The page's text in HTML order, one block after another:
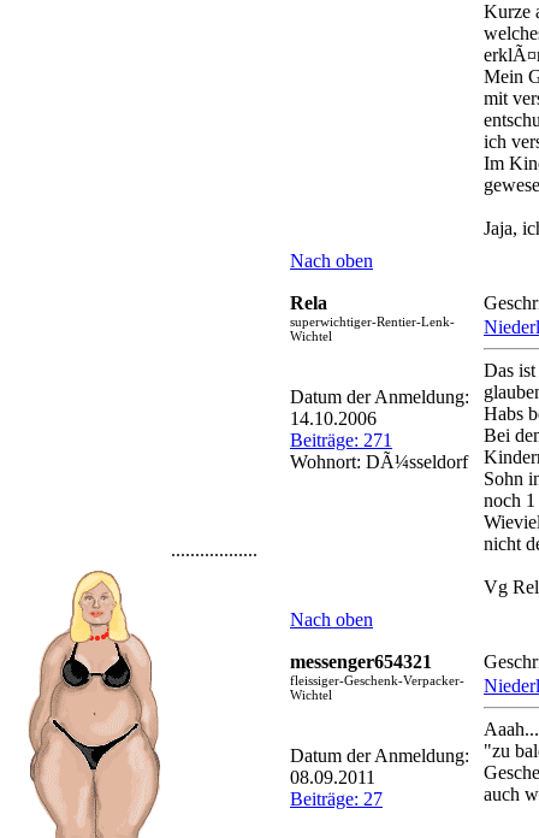
..................
Kurze
Mein
mit
ich
Im
Jaja,
Nach oben
Rela
superwichtiger-Rentier-Lenk-
Wichtel
Datum der Anmeldung:
14.10.2006
Beiträge: 271
Wohnort: DÃ¼sseldorf
Das
Habs
Bei
Sohn
noch 1
nicht
Vg
Nach oben
messenger654321
fleissiger-Geschenk-Verpacker-
Wichtel
Datum der Anmeldung:
08.09.2011
Beiträge: 27
"zu
auch